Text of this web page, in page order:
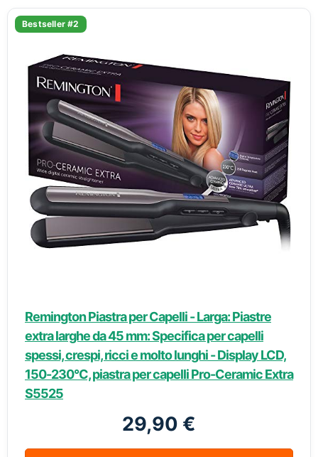
Bestseller #2
Remington Piastra per Capelli - Larga: Piastre
extra larghe da 45 mm: Specifica per capelli
spessi, crespi, ricci e molto lunghi - Display LCD,
150-230°C, piastra per capelli Pro-Ceramic Extra
S5525
29,90 €